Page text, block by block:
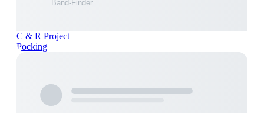
C & R Project
Pocking